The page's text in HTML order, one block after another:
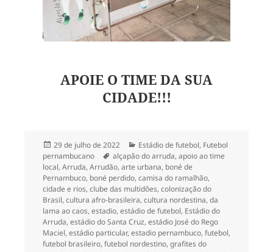
APOIE O TIME DA SUA
CIDADE!!!
Publicado
em
29 de julho de 2022 Categorias
Estádio de futebol, Futebol
pernambucano
Tags
alçapão do arruda, apoio ao time
local, Arruda, Arrudão, arte urbana, boné de
Pernambuco, boné perdido, camisa do ramalhão,
cidade e rios, clube das multidões, colonização do
Brasil, cultura afro-brasileira, cultura nordestina, da
lama ao caos, estadio, estádio de futebol, Estádio do
Arruda, estádio do Santa Cruz, estádio José do Rego
Maciel, estádio particular, estadio pernambuco, futebol,
futebol brasileiro, futebol nordestino, grafites do